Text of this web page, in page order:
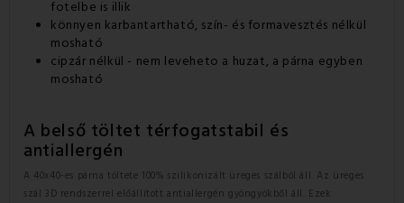
fotelbe is illik
könnyen karbantartható, szín- és formavesztés nélkül
mosható
cipzár nélkül - nem leveheto a huzat, a párna egyben
mosható
A belső töltet térfogatstabil és
antiallergén
A 40x40-es párna töltete 100% szilikonizált üreges szálból áll. Az üreges
szál 3D rendszerrel előállított antiallergén gyöngyökből áll. Ezek